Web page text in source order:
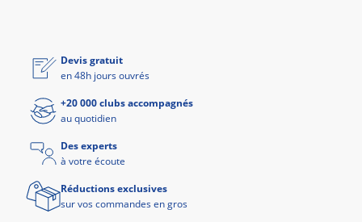
Devis gratuit
en 48h jours ouvrés
+20 000 clubs accompagnés
au quotidien
Des experts
à votre écoute
Réductions exclusives
sur vos commandes en gros